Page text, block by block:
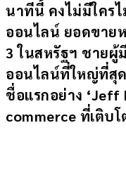
นาทีนี้ คงไม่มีใครไ
ออนไลน์ ยอดขาย
3 ในสหรัฐฯ ชายผู้
ออนไลน์ที่ใหญ่ที่สุ
ชื่อแรกอย่าง ‘Jeff
commerce ที่เติบโ